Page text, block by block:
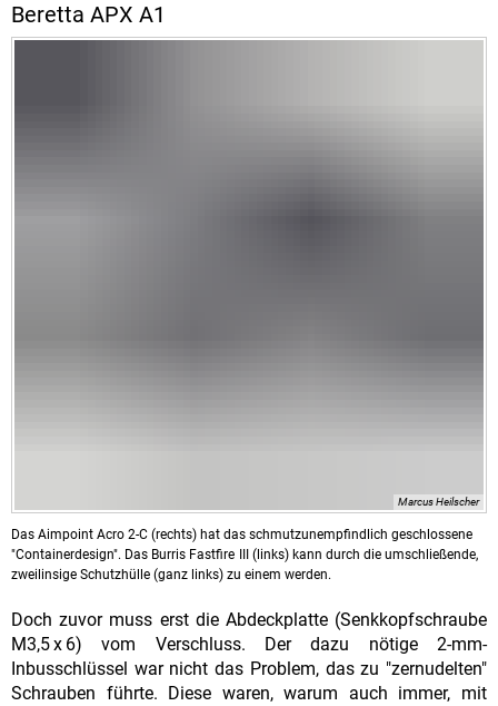
Beretta APX A1
Marcus Heilscher
Das Aimpoint Acro 2-C (rechts) hat das schmutzunempfindlich geschlossene
"Containerdesign". Das Burris Fastfire III (links) kann durch die umschließende,
zweilinsige Schutzhülle (ganz links) zu einem werden.
Doch zuvor muss erst die Abdeckplatte (Senkkopfschraube
M3,5 x 6) vom Verschluss. Der dazu nötige 2-mm-
Inbusschlüssel war nicht das Problem, das zu "zernudelten"
Schrauben führte. Diese waren, warum auch immer, mit